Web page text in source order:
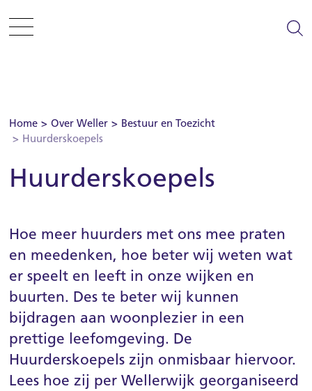
Sla menu over
Ga direct naar hoofdnavigatie
Ga direct naar footer
Zelf regelen
Woning zoeken
Woonplezier
Projecten
Over Weller
MijnWeller
Contact
Home Over Weller
Bestuur en Toezicht
Huurderskoepels
Huurderskoepels
Hoe meer huurders met ons mee praten
en meedenken, hoe beter wij weten wat
er speelt en leeft in onze wijken en
buurten. Des te beter wij kunnen
bijdragen aan woonplezier in een
prettige leefomgeving. De
Huurderskoepels zijn onmisbaar hiervoor.
Lees hoe zij per Wellerwijk georganiseerd